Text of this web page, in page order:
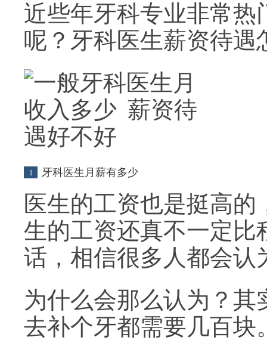
近些年牙科专业非常热
呢？牙科医生薪资待遇
1 牙科医生月薪有多少
医生的工资也是挺高
生的工资还真不一定比
话，相信很多人都会认
为什么会那么认为？
去补个牙都需要几百块